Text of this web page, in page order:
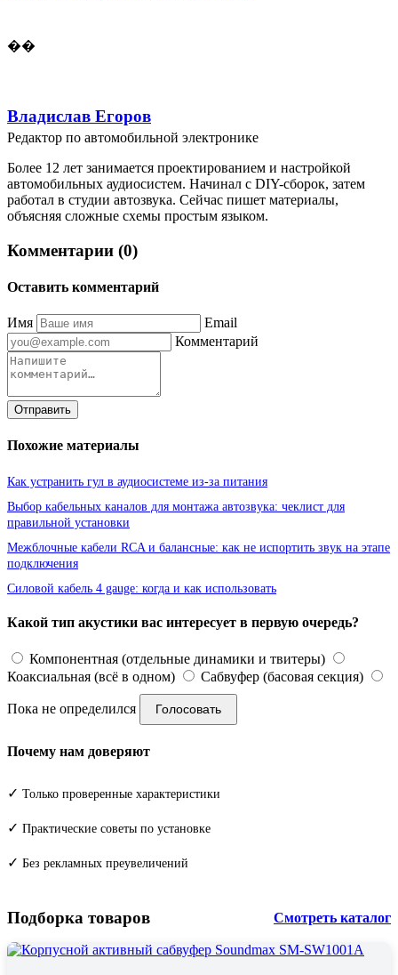
��
Владислав Егоров
Редактор по автомобильной электронике
Более 12 лет занимается проектированием и настройкой
автомобильных аудиосистем. Начинал с DIY-сборок, затем
работал в студии автозвука. Сейчас пишет материалы,
объясняя сложные схемы простым языком.
Комментарии (0)
Оставить комментарий
Имя
Email
Комментарий
Отправить
Похожие материалы
Как устранить гул в аудиосистеме из-за питания
Выбор кабельных каналов для монтажа автозвука: чеклист для
правильной установки
Межблочные кабели RCA и балансные: как не испортить звук на этапе
подключения
Силовой кабель 4 gauge: когда и как использовать
Какой тип акустики вас интересует в первую очередь?
Компонентная (отдельные динамики и твитеры)
Коаксиальная (всё в одном)
Сабвуфер (басовая секция)
Пока не определился Голосовать
Почему нам доверяют
✓ Только проверенные характеристики
✓ Практические советы по установке
✓ Без рекламных преувеличений
Подборка товаров Смотреть каталог